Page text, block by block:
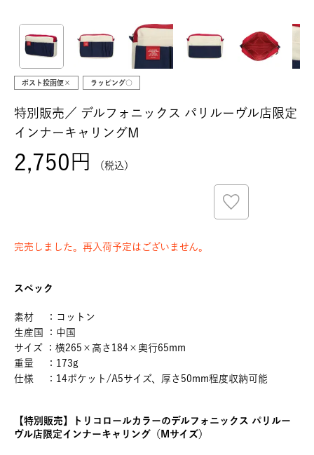
ポスト投函便× ラッピング○
特別販売／ デルフォニックス パリルーヴル店限定
インナーキャリングM
2,750 税込
完売しました。再入荷予定はございません。
スペック
素材 ：コットン
生産国 ：中国
サイズ ：横265×高さ184×奥行65mm
重量 ：173g
仕様 ：14ポケット/A5サイズ、厚さ50mm程度収納可能
【特別販売】トリコロールカラーのデルフォニックス パリルー
ヴル店限定インナーキャリング（Mサイズ）